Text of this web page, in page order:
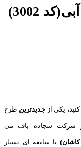
3002)
یکی ازجدیدترین طرح
شرکت سجاده باف می
با سابقه ای بسیار